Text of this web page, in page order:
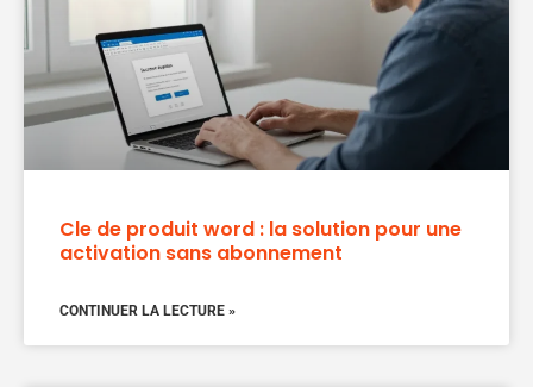
Cle de produit word : la solution pour une
activation sans abonnement
CONTINUER LA LECTURE »